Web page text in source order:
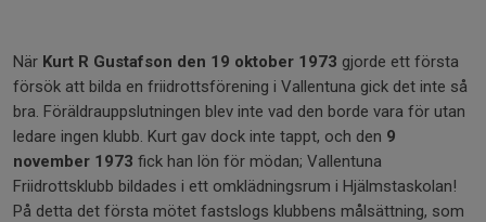
När Kurt R Gustafson den 19 oktober 1973 gjorde ett första
försök att bilda en friidrottsförening i Vallentuna gick det inte så
bra. Föräldrauppslutningen blev inte vad den borde vara för utan
ledare ingen klubb. Kurt gav dock inte tappt, och den 9
november 1973 fick han lön för mödan; Vallentuna
Friidrottsklubb bildades i ett omklädningsrum i Hjälmstaskolan!
På detta det första mötet fastslogs klubbens målsättning, som